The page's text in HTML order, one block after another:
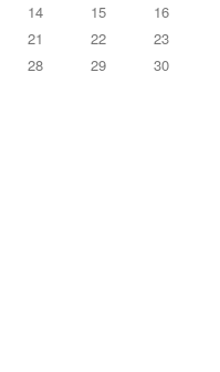
14 15
16
21 22
23
28 29
30